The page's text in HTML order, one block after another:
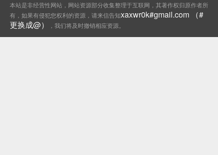
本站是非经营性网站，网站资源部分收集整理于互联网，其著作权归原作者所
有，如果有侵犯您权利的资源，请来信告知xaxwr0k#gmail.com （#
更换成@）
，我们将及时撤销相应资源。